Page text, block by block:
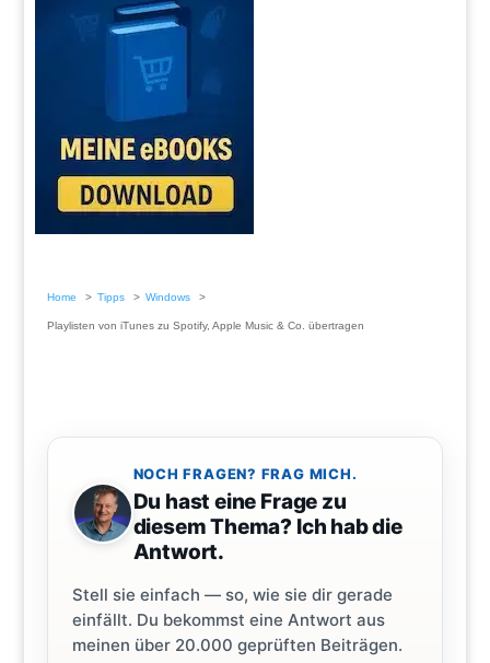
Home Tipps Windows
Playlisten von iTunes zu Spotify, Apple Music & Co. übertragen
NOCH FRAGEN? FRAG MICH.
Du hast eine Frage zu
diesem Thema? Ich hab die
Antwort.
Stell sie einfach — so, wie sie dir gerade
einfällt. Du bekommst eine Antwort aus
meinen über 20.000 geprüften Beiträgen.